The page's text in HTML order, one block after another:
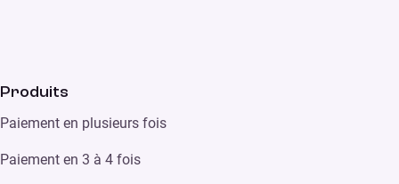
Produits
Paiement en plusieurs fois
Paiement en 3 à 4 fois